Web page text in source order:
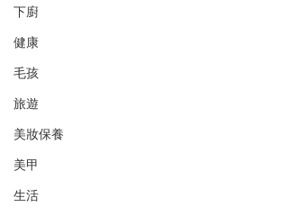
下廚
健康
毛孩
旅遊
美妝保養
美甲
生活